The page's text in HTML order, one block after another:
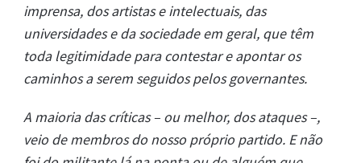
imprensa, dos artistas e intelectuais, das
universidades e da sociedade em geral, que têm
toda legitimidade para contestar e apontar os
caminhos a serem seguidos pelos governantes.
A maioria das críticas – ou melhor, dos ataques –,
veio de membros do nosso próprio partido. E não